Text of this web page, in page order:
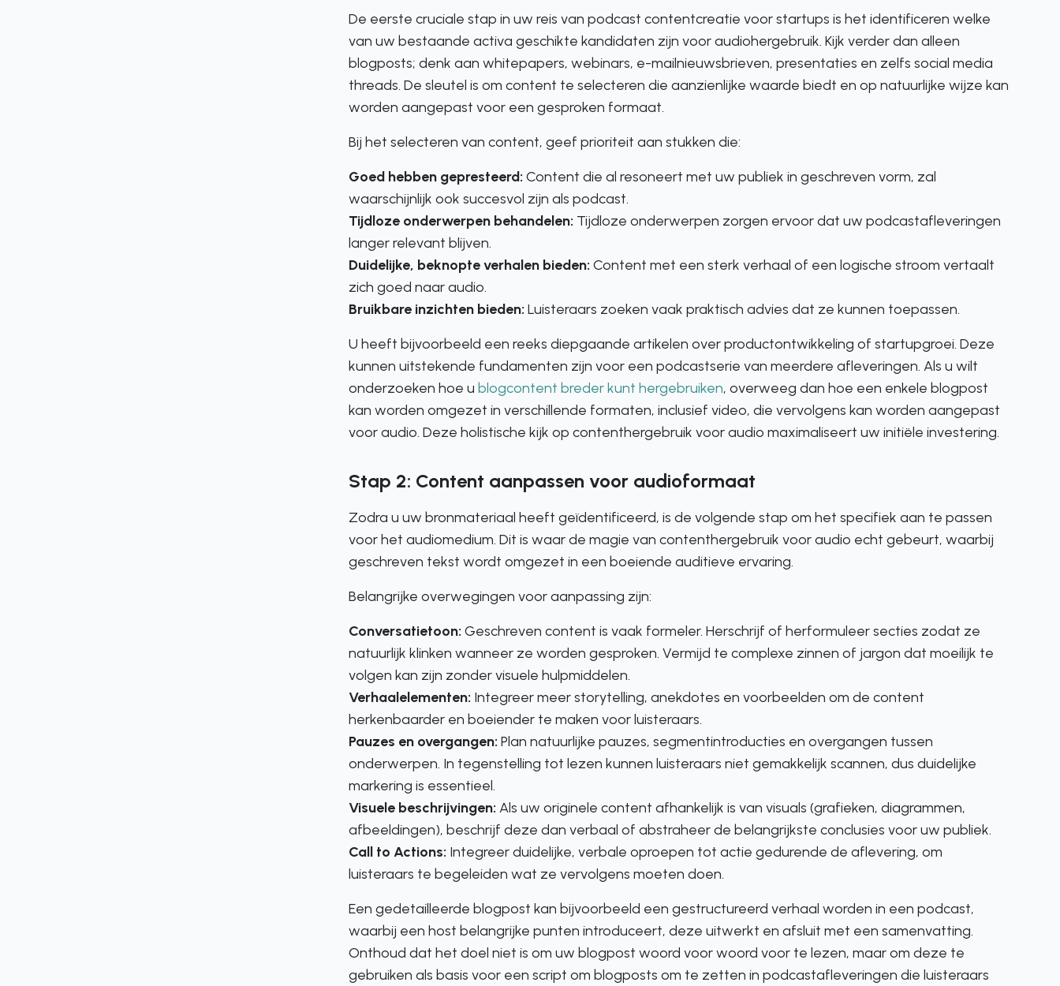
De eerste cruciale stap in uw reis van podcast contentcreatie voor startups is het identificeren welke
van uw bestaande activa geschikte kandidaten zijn voor audiohergebruik. Kijk verder dan alleen
blogposts; denk aan whitepapers, webinars, e-mailnieuwsbrieven, presentaties en zelfs social media
threads. De sleutel is om content te selecteren die aanzienlijke waarde biedt en op natuurlijke wijze kan
worden aangepast voor een gesproken formaat.
Bij het selecteren van content, geef prioriteit aan stukken die:
Goed hebben gepresteerd: Content die al resoneert met uw publiek in geschreven vorm, zal
waarschijnlijk ook succesvol zijn als podcast.
Tijdloze onderwerpen behandelen: Tijdloze onderwerpen zorgen ervoor dat uw podcastafleveringen
langer relevant blijven.
Duidelijke, beknopte verhalen bieden: Content met een sterk verhaal of een logische stroom vertaalt
zich goed naar audio.
Bruikbare inzichten bieden: Luisteraars zoeken vaak praktisch advies dat ze kunnen toepassen.
U heeft bijvoorbeeld een reeks diepgaande artikelen over productontwikkeling of startupgroei. Deze
kunnen uitstekende fundamenten zijn voor een podcastserie van meerdere afleveringen. Als u wilt
onderzoeken hoe u blogcontent breder kunt hergebruiken, overweeg dan hoe een enkele blogpost
kan worden omgezet in verschillende formaten, inclusief video, die vervolgens kan worden aangepast
voor audio. Deze holistische kijk op contenthergebruik voor audio maximaliseert uw initiële investering.
Stap 2: Content aanpassen voor audioformaat
Zodra u uw bronmateriaal heeft geïdentificeerd, is de volgende stap om het specifiek aan te passen
voor het audiomedium. Dit is waar de magie van contenthergebruik voor audio echt gebeurt, waarbij
geschreven tekst wordt omgezet in een boeiende auditieve ervaring.
Belangrijke overwegingen voor aanpassing zijn:
Conversatietoon: Geschreven content is vaak formeler. Herschrijf of herformuleer secties zodat ze
natuurlijk klinken wanneer ze worden gesproken. Vermijd te complexe zinnen of jargon dat moeilijk te
volgen kan zijn zonder visuele hulpmiddelen.
Verhaalelementen: Integreer meer storytelling, anekdotes en voorbeelden om de content
herkenbaarder en boeiender te maken voor luisteraars.
Pauzes en overgangen: Plan natuurlijke pauzes, segmentintroducties en overgangen tussen
onderwerpen. In tegenstelling tot lezen kunnen luisteraars niet gemakkelijk scannen, dus duidelijke
markering is essentieel.
Visuele beschrijvingen: Als uw originele content afhankelijk is van visuals (grafieken, diagrammen,
afbeeldingen), beschrijf deze dan verbaal of abstraheer de belangrijkste conclusies voor uw publiek.
Call to Actions: Integreer duidelijke, verbale oproepen tot actie gedurende de aflevering, om
luisteraars te begeleiden wat ze vervolgens moeten doen.
Een gedetailleerde blogpost kan bijvoorbeeld een gestructureerd verhaal worden in een podcast,
waarbij een host belangrijke punten introduceert, deze uitwerkt en afsluit met een samenvatting.
Onthoud dat het doel niet is om uw blogpost woord voor woord voor te lezen, maar om deze te
gebruiken als basis voor een script om blogposts om te zetten in podcastafleveringen die luisteraars